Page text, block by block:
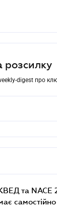
розсилку
digest про
та NACE